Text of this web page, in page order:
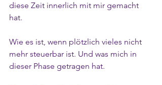
diese Zeit innerlich mit mir gemacht
hat.
Wie es ist, wenn plötzlich vieles nicht
mehr steuerbar ist. Und was mich in
dieser Phase getragen hat.